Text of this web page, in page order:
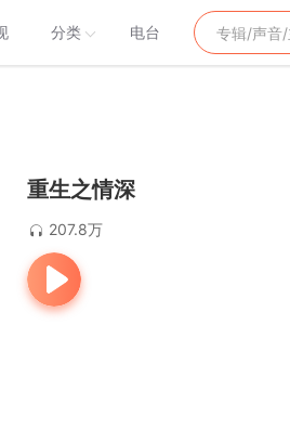
分类 电台
重生之情深
207.8万